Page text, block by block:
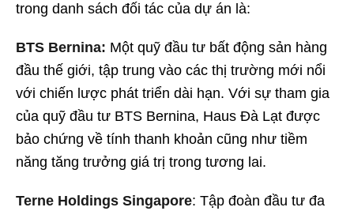
trong danh sách đối tác của dự án là:
BTS Bernina: Một quỹ đầu tư bất động sản hàng
đầu thế giới, tập trung vào các thị trường mới nổi
với chiến lược phát triển dài hạn. Với sự tham gia
của quỹ đầu tư BTS Bernina, Haus Đà Lạt được
bảo chứng về tính thanh khoản cũng như tiềm
năng tăng trưởng giá trị trong tương lai.
Terne Holdings Singapore: Tập đoàn đầu tư đa